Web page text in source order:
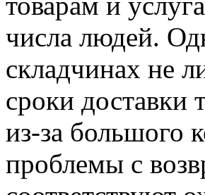
числа людей.
складчинах не
сроки доставки
из-за большого
проблемы с